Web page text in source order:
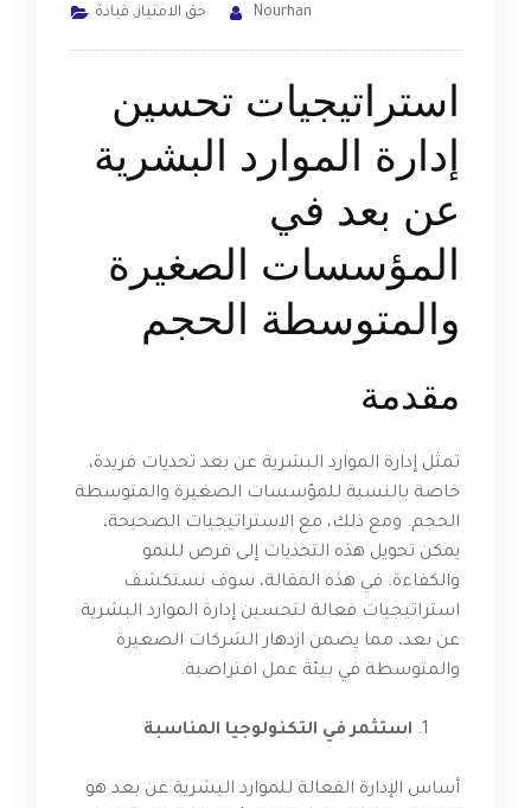
Nourhan حق الامتياز, قيادة
استراتيجيات تحسين
إدارة الموارد البشرية
عن بعد في
المؤسسات الصغيرة
والمتوسطة الحجم
مقدمة
تمثل إدارة الموارد البشرية عن بعد تحديات فريدة،
خاصة بالنسبة للمؤسسات الصغيرة والمتوسطة
الحجم. ومع ذلك، مع الاستراتيجيات الصحيحة،
يمكن تحويل هذه التحديات إلى فرص للنمو
والكفاءة. في هذه المقالة، سوف نستكشف
استراتيجيات فعالة لتحسين إدارة الموارد البشرية
عن بعد، مما يضمن ازدهار الشركات الصغيرة
والمتوسطة في بيئة عمل افتراضية.
استثمر في التكنولوجيا المناسبة
أساس الإدارة الفعالة للموارد البشرية عن بعد هو